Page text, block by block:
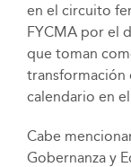
en el circuito
FYCMA por el
que toman
transformación
calendario en
Cabe
Gobernanza y